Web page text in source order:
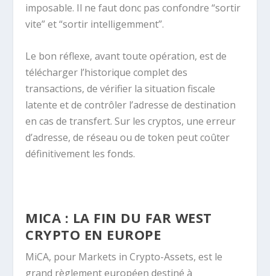
imposable. Il ne faut donc pas confondre “sortir
vite” et “sortir intelligemment”.
Le bon réflexe, avant toute opération, est de
télécharger l’historique complet des
transactions, de vérifier la situation fiscale
latente et de contrôler l’adresse de destination
en cas de transfert. Sur les cryptos, une erreur
d’adresse, de réseau ou de token peut coûter
définitivement les fonds.
MICA : LA FIN DU FAR WEST
CRYPTO EN EUROPE
MiCA, pour Markets in Crypto-Assets, est le
grand règlement européen destiné à